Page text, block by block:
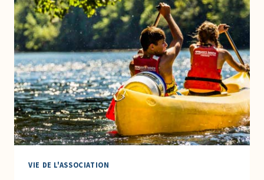
PASSENT
À
L’ACTION
VIE DE L'ASSOCIATION